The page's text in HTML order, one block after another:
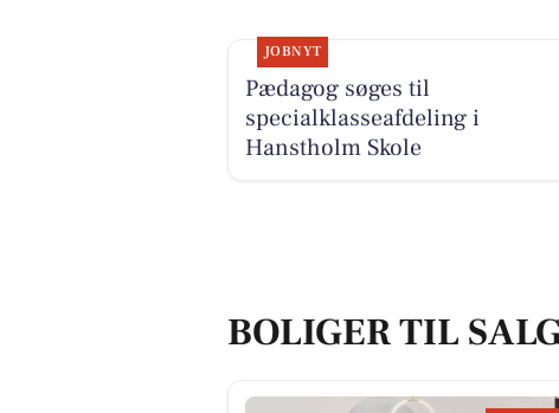
JOBNYT
Pædagog søges til
specialklasseafdeling i
Hanstholm Skole
BOLIGER TIL